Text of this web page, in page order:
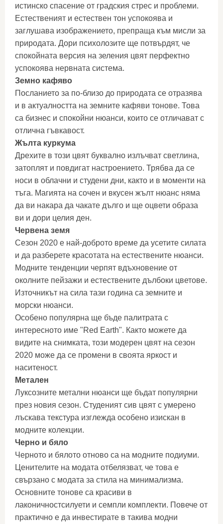
истинско спасение от градския стрес и проблеми.
Естественият и естествен тон успокоява и
заглушава изображението, препраща към мисли за
природата. Дори психолозите ще потвърдят, че
спокойната версия на зеления цвят перфектно
успокоява нервната система.
Земно кафяво
Посланието за по-близо до природата се отразява
и в актуалността на земните кафяви тонове. Това
са бизнес и спокойни нюанси, които се отличават с
отлична гъвкавост.
Жълта куркума
Дрехите в този цвят буквално излъчват светлина,
затоплят и повдигат настроението. Трябва да се
носи в облачни и студени дни, както и в моменти на
тъга. Магията на сочен и вкусен жълт нюанс няма
да ви накара да чакате дълго и ще оцвети образа
ви и дори целия ден.
Червена земя
Сезон 2020 е най-доброто време да усетите силата
и да разберете красотата на естествените нюанси.
Модните тенденции черпят вдъхновение от
околните пейзажи и естествените дълбоки цветове.
Източникът на сила тази година са земните и
морски нюанси.
Особено популярна ще бъде палитрата с
интересното име "Red Earth". Както можете да
видите на снимката, този модерен цвят на сезон
2020 може да се промени в своята яркост и
наситеност.
Метален
Луксозните метални нюанси ще бъдат популярни
през новия сезон. Студеният сив цвят с умерено
лъскава текстура изглежда особено изискан в
модните колекции.
Черно и бяло
Черното и бялото отново са на модните подиуми.
Ценителите на модата отбелязват, че това е
свързано с модата за стила на минимализма.
Основните тонове са красиви в
лаконичностсилуети и семпли комплекти. Повече от
практично е да инвестирате в такива модни